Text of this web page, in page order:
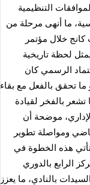
الموافقات التنظيمية
ما أنهى مرحلة من
خلال مؤتمر
لحظة تاريخية
الرسمي كان
تحقق بالفعل مع بقاء
بالفخر لقيادة
موضحة أن
ومواصلة تطوير
هذه الخطوة في
الرابع بالدوري
بالنادي، ما يعزز